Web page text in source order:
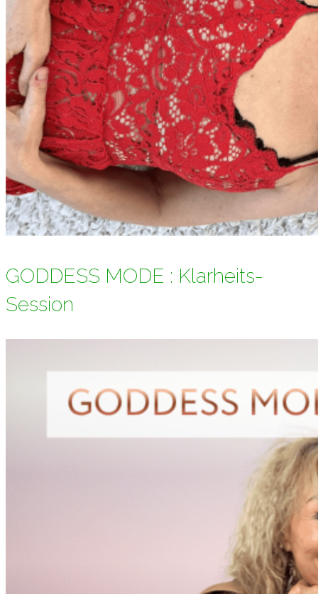
GODDESS MODE : Klarheits-
Session